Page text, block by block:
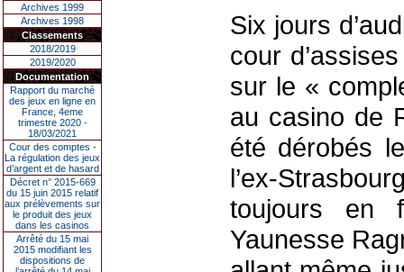
Archives 1999
Archives 1998
Classements
2018/2019
2019/2020
Documentation
Rapport du marché
des jeux en ligne en
France, 4eme
trimestre 2020 -
18/03/2021
Cour des comptes -
La régulation des jeux
d’argent et de hasard
Décret n° 2015-669
du 15 juin 2015 relatif
aux prélèvements sur
le produit des jeux
dans les casinos
Arrêté du 15 mai
2015 modifiant les
dispositions de
Six jours
cour
sur le «
au casino de
été dérobés
l’ex-
toujours en
Yaunesse